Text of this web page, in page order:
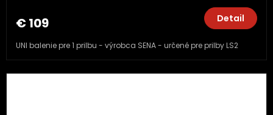
€ 109 Detail
UNI balenie pre 1 prilbu - výrobca SENA - určené pre prilby LS2